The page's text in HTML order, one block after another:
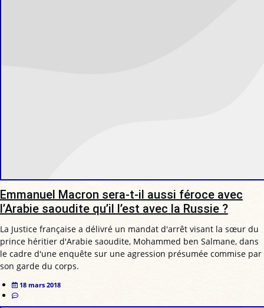
Emmanuel Macron sera-t-il aussi féroce avec
l’Arabie saoudite qu’il l’est avec la Russie ?
La Justice française a délivré un mandat d'arrêt visant la sœur du
prince héritier d'Arabie saoudite, Mohammed ben Salmane, dans
le cadre d'une enquête sur une agression présumée commise par
son garde du corps.
18 mars 2018